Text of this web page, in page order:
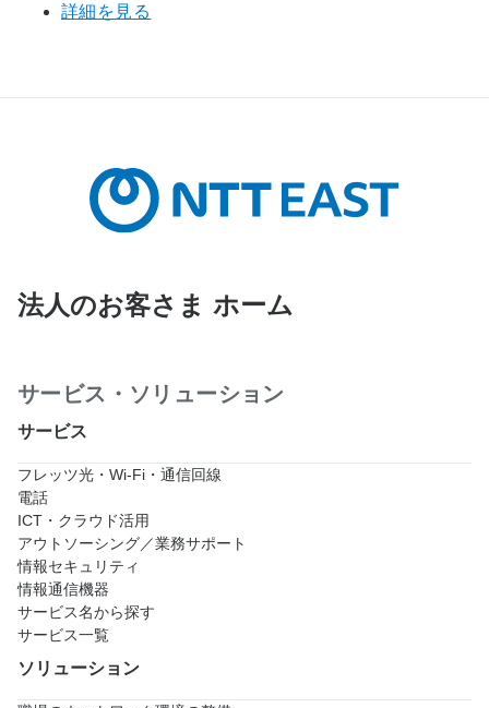
詳細を見る
法人のお客さま ホーム
サービス・ソリューション
サービス
フレッツ光・Wi-Fi・通信回線
電話
ICT・クラウド活用
アウトソーシング／業務サポート
情報セキュリティ
情報通信機器
サービス名から探す
サービス一覧
ソリューション